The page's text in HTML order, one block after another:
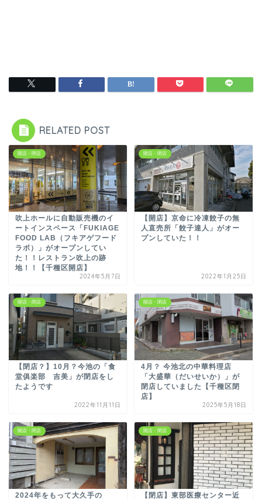
RELATED POST
開店・閉店
吹上ホールに自動販売機のイ
ートインスペース「FUKIAGE
FOOD LAB（フキアゲフード
ラボ）」がオープンしてい
た！！レストラン吹上の跡
地！！【千種区開店】
2024年5月7日
開店・閉店
【開店】京命に冷凍餃子の無
人直売所「餃子達人」がオー
プンしていた！！
2022年1月25日
開店・閉店
【閉店？】10月？今池の「食
堂俱楽部 吉美」が閉店をし
たようです
2022年11月11日
開店・閉店
4月？ 今池北の中華料理店
「大盛華（だいせいか）」が
閉店していました【千種区閉
店】
2025年5月18日
開店・閉店
2024年をもって大久手の
開店・閉店
【閉店】東部医療センター近